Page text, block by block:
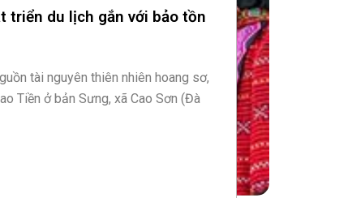
triển du lịch gắn với bảo tồn
tài nguyên thiên nhiên hoang sơ,
Tiền ở bản Sưng, xã Cao Sơn (Đà